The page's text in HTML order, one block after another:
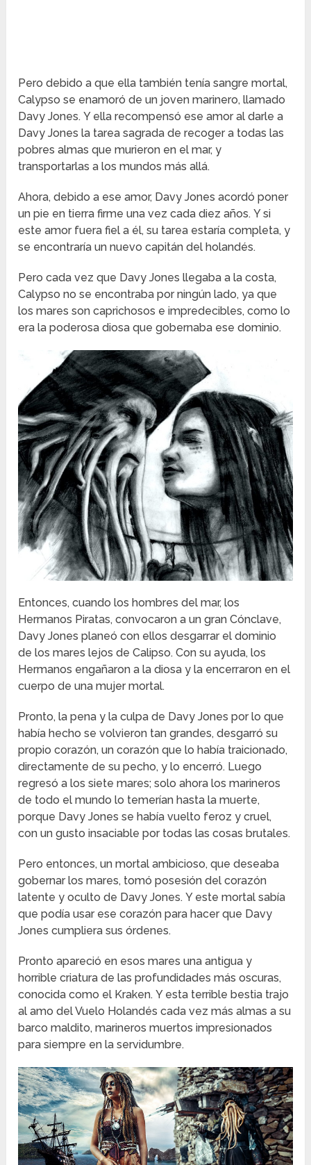
Pero debido a que ella también tenía sangre mortal,
Calypso se enamoró de un joven marinero, llamado
Davy Jones. Y ella recompensó ese amor al darle a
Davy Jones la tarea sagrada de recoger a todas las
pobres almas que murieron en el mar, y
transportarlas a los mundos más allá.
Ahora, debido a ese amor, Davy Jones acordó poner
un pie en tierra firme una vez cada diez años. Y si
este amor fuera fiel a él, su tarea estaría completa, y
se encontraría un nuevo capitán del holandés.
Pero cada vez que Davy Jones llegaba a la costa,
Calypso no se encontraba por ningún lado, ya que
los mares son caprichosos e impredecibles, como lo
era la poderosa diosa que gobernaba ese dominio.
Entonces, cuando los hombres del mar, los
Hermanos Piratas, convocaron a un gran Cónclave,
Davy Jones planeó con ellos desgarrar el dominio
de los mares lejos de Calipso. Con su ayuda, los
Hermanos engañaron a la diosa y la encerraron en el
cuerpo de una mujer mortal.
Pronto, la pena y la culpa de Davy Jones por lo que
había hecho se volvieron tan grandes, desgarró su
propio corazón, un corazón que lo había traicionado,
directamente de su pecho, y lo encerró. Luego
regresó a los siete mares; solo ahora los marineros
de todo el mundo lo temerían hasta la muerte,
porque Davy Jones se había vuelto feroz y cruel,
con un gusto insaciable por todas las cosas brutales.
Pero entonces, un mortal ambicioso, que deseaba
gobernar los mares, tomó posesión del corazón
latente y oculto de Davy Jones. Y este mortal sabía
que podía usar ese corazón para hacer que Davy
Jones cumpliera sus órdenes.
Pronto apareció en esos mares una antigua y
horrible criatura de las profundidades más oscuras,
conocida como el Kraken. Y esta terrible bestia trajo
al amo del Vuelo Holandés cada vez más almas a su
barco maldito, marineros muertos impresionados
para siempre en la servidumbre.